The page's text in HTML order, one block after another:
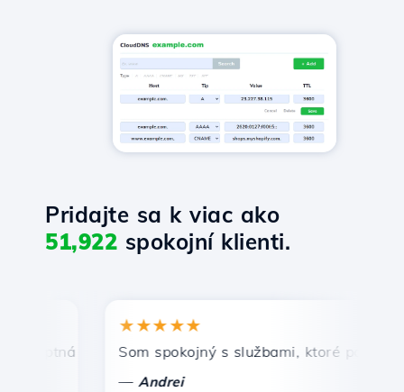
Pridajte sa k viac ako
51,922 spokojní klienti.
a efektívna technická podpora.
★★★★★
Som spokojný s službami, ktoré ponúka
Andrei